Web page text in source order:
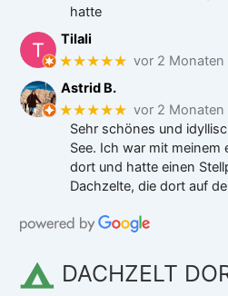
hatte
Tilali
★★★★★ vor 2 Monaten
Astrid B.
★★★★★ vor 2 Monaten
Sehr schönes und
See. Ich war mit meinem
dort und hatte einen
Dachzelte, die dort auf
DACHZELT